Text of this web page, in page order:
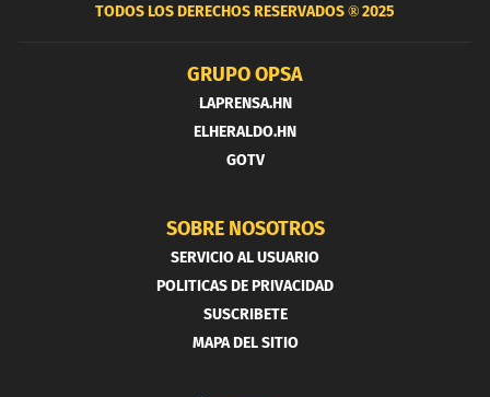
TODOS LOS DERECHOS RESERVADOS ®2025
GRUPO OPSA
LAPRENSA.HN
ELHERALDO.HN
GOTV
SOBRE NOSOTROS
SERVICIO AL USUARIO
POLITICAS DE PRIVACIDAD
SUSCRIBETE
MAPA DEL SITIO